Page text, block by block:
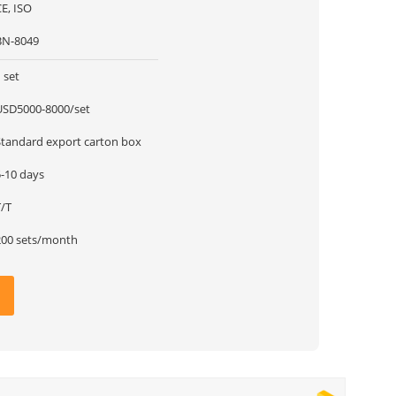
ISO
8049
set
8000/set
export carton box
10 days
T
sets/month